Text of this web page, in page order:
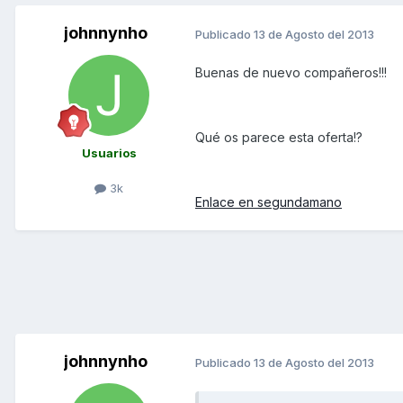
johnnynho
Usuarios
3k
Publicado 13 de Agosto del 2013
Buenas de nuevo compañeros!!!
Qué os parece esta oferta!?
Enlace en segundamano
johnnynho Publicado 13 de Agosto del 2013